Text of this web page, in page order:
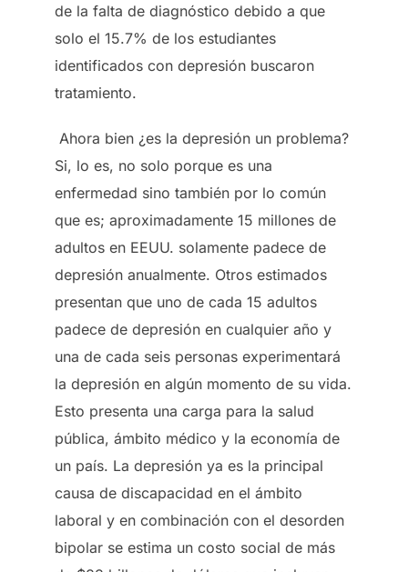
de la falta de diagnóstico debido a que
solo el 15.7% de los estudiantes
identificados con depresión buscaron
tratamiento.
Ahora bien ¿es la depresión un problema?
Si, lo es, no solo porque es una
enfermedad sino también por lo común
que es; aproximadamente 15 millones de
adultos en EEUU. solamente padece de
depresión anualmente. Otros estimados
presentan que uno de cada 15 adultos
padece de depresión en cualquier año y
una de cada seis personas experimentará
la depresión en algún momento de su vida.
Esto presenta una carga para la salud
pública, ámbito médico y la economía de
un país. La depresión ya es la principal
causa de discapacidad en el ámbito
laboral y en combinación con el desorden
bipolar se estima un costo social de más